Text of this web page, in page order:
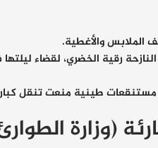
الملابس والأغطية.
رقية الخضري، لقضاء
مستنقعات طينية منعت تنقل
(وزارة